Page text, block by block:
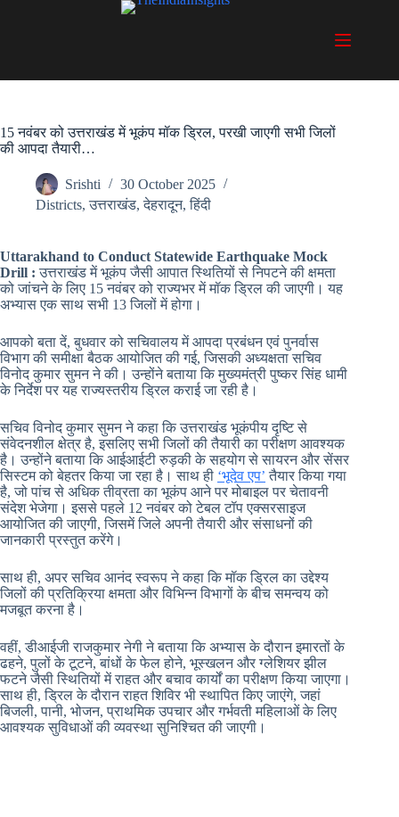
15 नवंबर को उत्तराखंड में भूकंप मॉक ड्रिल, परखी जाएगी सभी जिलों
की आपदा तैयारी…
Srishti
30 October 2025
Districts,उत्तराखंड,देहरादून,हिंदी
Uttarakhand to Conduct Statewide Earthquake Mock
Drill :उत्तराखंड में भूकंप जैसी आपात स्थितियों से निपटने की क्षमता
को जांचने के लिए 15 नवंबर को राज्यभर में मॉक ड्रिल की जाएगी। यह
अभ्यास एक साथ सभी 13 जिलों में होगा।
आपको बता दें, बुधवार को सचिवालय में आपदा प्रबंधन एवं पुनर्वास
विभाग की समीक्षा बैठक आयोजित की गई, जिसकी अध्यक्षता सचिव
विनोद कुमार सुमन ने की। उन्होंने बताया कि मुख्यमंत्री पुष्कर सिंह धामी
के निर्देश पर यह राज्यस्तरीय ड्रिल कराई जा रही है।
सचिव विनोद कुमार सुमन ने कहा कि उत्तराखंड भूकंपीय दृष्टि से
संवेदनशील क्षेत्र है, इसलिए सभी जिलों की तैयारी का परीक्षण आवश्यक
है। उन्होंने बताया कि आईआईटी रुड़की के सहयोग से सायरन और सेंसर
सिस्टम को बेहतर किया जा रहा है। साथ ही ‘भूदेव एप’ तैयार किया गया
है, जो पांच से अधिक तीव्रता का भूकंप आने पर मोबाइल पर चेतावनी
संदेश भेजेगा। इससे पहले 12 नवंबर को टेबल टॉप एक्सरसाइज
आयोजित की जाएगी, जिसमें जिले अपनी तैयारी और संसाधनों की
जानकारी प्रस्तुत करेंगे।
साथ ही, अपर सचिव आनंद स्वरूप ने कहा कि मॉक ड्रिल का उद्देश्य
जिलों की प्रतिक्रिया क्षमता और विभिन्न विभागों के बीच समन्वय को
मजबूत करना है।
वहीं, डीआईजी राजकुमार नेगी ने बताया कि अभ्यास के दौरान इमारतों के
ढहने, पुलों के टूटने, बांधों के फेल होने, भूस्खलन और ग्लेशियर झील
फटने जैसी स्थितियों में राहत और बचाव कार्यों का परीक्षण किया जाएगा।
साथ ही, ड्रिल के दौरान राहत शिविर भी स्थापित किए जाएंगे, जहां
बिजली, पानी, भोजन, प्राथमिक उपचार और गर्भवती महिलाओं के लिए
आवश्यक सुविधाओं की व्यवस्था सुनिश्चित की जाएगी।